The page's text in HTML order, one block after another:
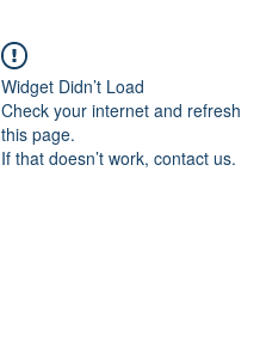
Widget Didn’t Load
Check your internet and refresh
this page.
If that doesn’t work, contact us.